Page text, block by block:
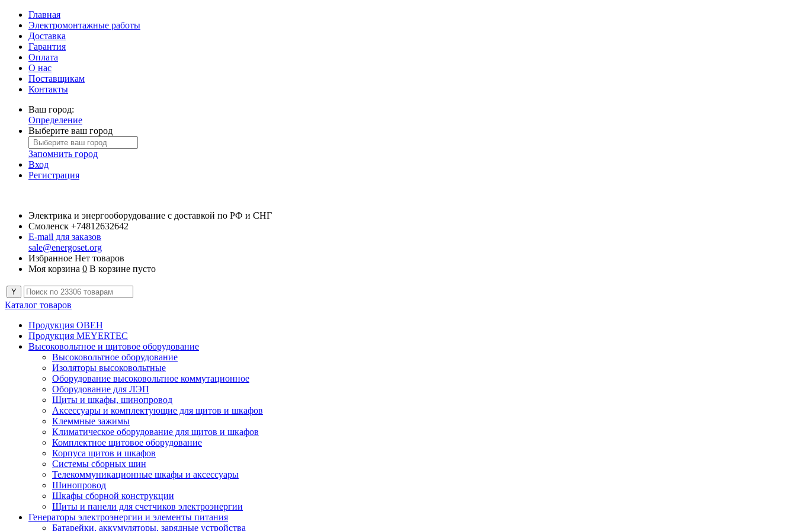
Главная
Электромонтажные работы
Доставка
Гарантия
Оплата
О нас
Поставщикам
Контакты
Ваш город:
Определение
Выберите ваш город
Запомнить город
Вход
Регистрация
Электрика и энергооборудование с доставкой по РФ и СНГ
Смоленск +74812632642
E-mail для заказов
sale@energoset.org
Избранное Нет товаров
Моя корзина 0 В корзине пусто
Каталог товаров
Продукция ОВЕН
Продукция MEYERTEC
Высоковольтное и щитовое оборудование
Высоковольтное оборудование
Изоляторы высоковольтные
Оборудование высоковольтное коммутационное
Оборудование для ЛЭП
Щиты и шкафы, шинопровод
Аксессуары и комплектующие для щитов и шкафов
Клеммные зажимы
Климатическое оборудование для щитов и шкафов
Комплектное щитовое оборудование
Корпуса щитов и шкафов
Системы сборных шин
Телекоммуникационные шкафы и аксессуары
Шинопровод
Шкафы сборной конструкции
Щиты и панели для счетчиков электроэнергии
Генераторы электроэнергии и элементы питания
Батарейки, аккумуляторы, зарядные устройства